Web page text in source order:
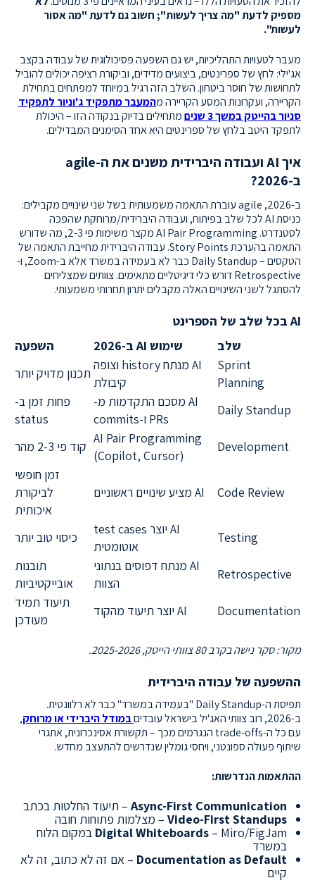
מספיק לדעת "מה צריך לעשות"; חשוב גם לדעת "מה אסור
לעשות".
מעבר לטעויות התהליכיות, יש גם השפעה פסיכולוגית של עבודה בקצב
אג'ילי: לחץ של ספרינטים, ביצועים מדידים, וביקורת רציפה יכולים להוביל
לתחושות של חוסר ביטחון. השלב הזה רגיל במיוחד למפתחים בתחילת
הקריירה, ועקרונות המסע הקריירה מהמעבר מתפקיד ג'וניור לתפקיד
סניור בהייטק במשך 3 שנים
מתחילים בדיוק בנקודה הזו – היכולת
לתפקד היטב בלחץ של ספרינטים היא אחד הסימנים המבדילים.
איך AI ועבודה היברידית משנים את ה-agile
ב-2026?
ב-2026, agile עוברת התאמה משמעותית בשל שני שינויים מקבילים:
כניסת AI לכל שלב בפיתוח, ועבודה היברידית/מרוחקת שהפכה
לסטנדרט. AI Pair Programming מקצר משימות פי 2-3, מה שדורש
התאמה בהערכת Story Points. עבודה היברידית מחייבת התאמה של
הטקסים – Daily Standup כבר לא בעמידה במשרד אלא ב-Zoom, ו-
Retrospective דורש כלי דיגיטליים מתאימים. צוותים שמצליחים
להסתגל לשני השינויים האלה מקבלים יתרון תחרותי משמעותי.
AI בכל שלב של הספרינט
שלב
שימוש AI ב-2026
השפעה
Sprint
Planning
AI מנתח history וצופה
קיבולת
תכנון מדויק יותר
Daily Standup
AI מסכם התקדמות מ-
PRs ו-commits
פחות זמן ב-
status
Development
AI Pair Programming
(Copilot, Cursor)
קוד פי 2-3 מהר
Code Review AI מציע שינויים ראשוניים
זמן חופשי
לביקורת
איכותית
Testing
AI יוצר test cases
אוטומטית
כיסוי טוב יותר
Retrospective
AI מנתח דפוסים בנתוני
הצוות
תובנות
אובייקטיביות
Documentation
AI יוצר תיעוד מהקוד
תיעוד תמיד
מעודכן
מקור: סקר נישה בקרב 80 צוותי הייטק, 2025-2026.
ההשפעה של עבודה היברידית
תפיסת ה-Daily Standup "בעמידה במשרד" כבר לא רלוונטית.
ב-2026, רוב צוותי האג'יל בישראל עובדים
במודל היברידי או מרוחק,
עם כל ה-trade-offs הנגרמים מכך – תקשורת אסינכרונית, אתגרי
שיתוף פעולה ספונטני, ויחסי גומלין שנדרשים להתעצב מחדש.
ההתאמות הנדרשות:
Async-First Communication– תיעוד החלטות בכתב
Video-First Standups – מצלמות פתוחות חובה
Digital Whiteboards – Miro/FigJam במקום הלוח
במשרד
Documentation as Default – אם זה לא כתוב, זה לא
קיים